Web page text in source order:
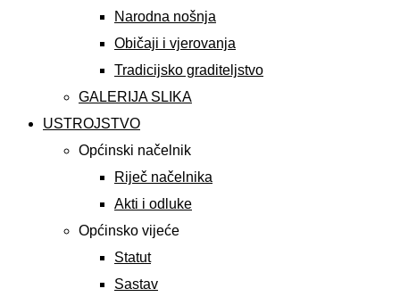
Narodna nošnja
Običaji i vjerovanja
Tradicijsko graditeljstvo
GALERIJA SLIKA
USTROJSTVO
Općinski načelnik
Riječ načelnika
Akti i odluke
Općinsko vijeće
Statut
Sastav